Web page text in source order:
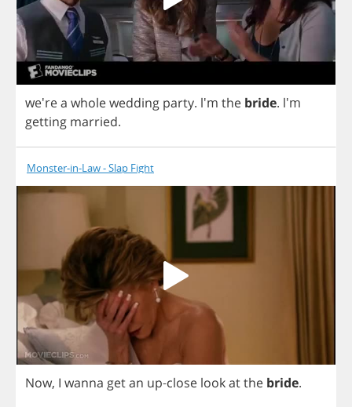
we'rea wholewedding party. l'm the bride. l'm
getting married.
Monster-in-Law - Slap Fight
Now, I wanna getan up-close lookatthe bride.